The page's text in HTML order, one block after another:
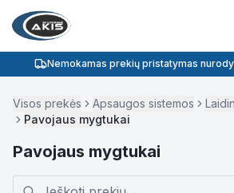
Nemokamas prekių pristatymas
Visos prekės Apsaugos sistemos
Pavojaus mygtukai
Pavojaus mygtukai